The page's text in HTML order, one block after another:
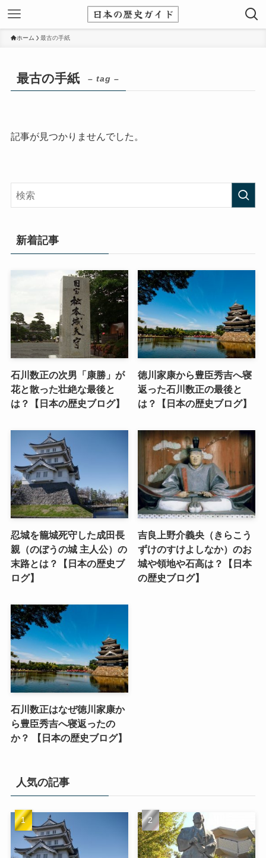
ホーム 最古の手紙
最古の手紙 – tag –
記事が見つかりませんでした。
新着記事
石川数正の次男「康勝」が
花と散った壮絶な最後と
は？【日本の歴史ブログ】
徳川家康から豊臣秀吉へ寝
返った石川数正の最後と
は？【日本の歴史ブログ】
忍城を籠城死守した成田長
親（のぼうの城 主人公）の
末路とは？【日本の歴史ブ
ログ】
吉良上野介義央（きらこう
ずけのすけよしなか）のお
城や領地や石高は？【日本
の歴史ブログ】
石川数正はなぜ徳川家康か
ら豊臣秀吉へ寝返ったの
か？ 【日本の歴史ブログ】
人気の記事